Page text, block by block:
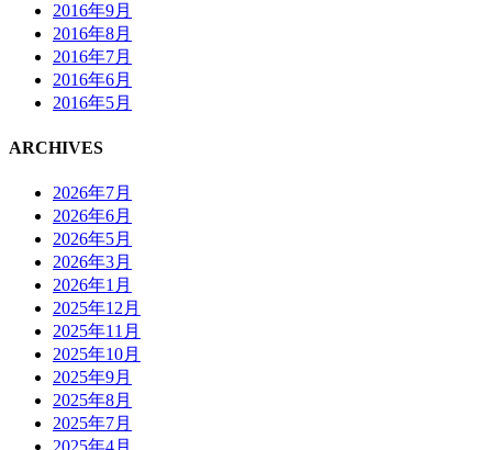
2016年9月
2016年8月
2016年7月
2016年6月
2016年5月
ARCHIVES
2026年7月
2026年6月
2026年5月
2026年3月
2026年1月
2025年12月
2025年11月
2025年10月
2025年9月
2025年8月
2025年7月
2025年4月